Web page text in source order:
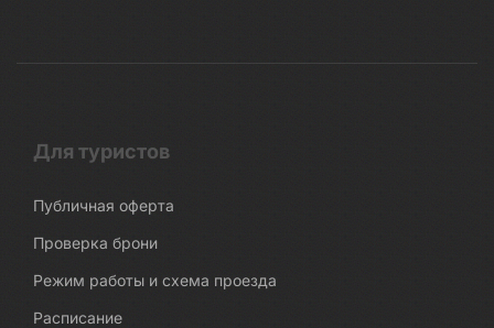
Для туристов
Публичная оферта
Проверка брони
Режим работы и схема проезда
Расписание